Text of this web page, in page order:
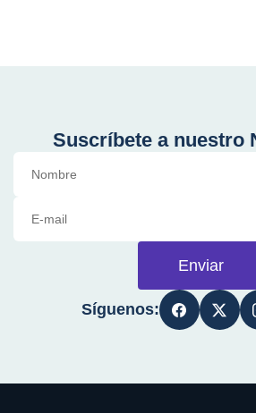
Suscríbete a nuestro
Enviar
Síguenos: